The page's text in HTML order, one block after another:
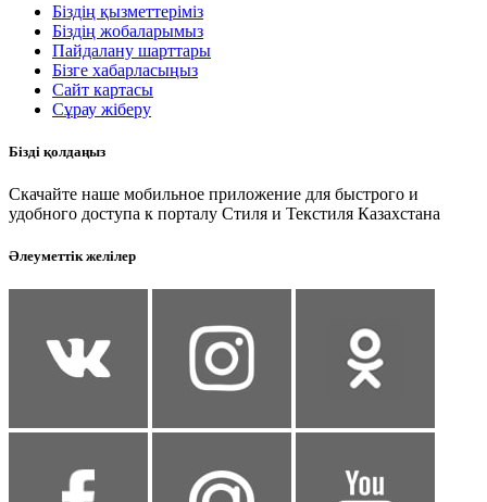
Біздің қызметтеріміз
Біздің жобаларымыз
Пайдалану шарттары
Бізге хабарласыңыз
Сайт картасы
Сұрау жіберу
Бізді қолдаңыз
Скачайте наше мобильное приложение для быстрого и
удобного доступа к порталу Стиля и Текстиля Казахстана
Әлеуметтік желілер